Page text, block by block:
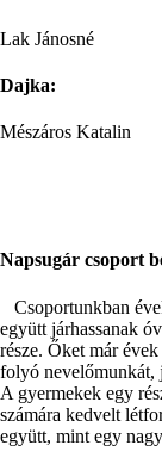
Lak Jánosné
Dajka:
Mészáros
Napsugár csoport
Csoportunkban
együtt járhassanak
része. Őket már
folyó nevelőmunkát,
A gyermekek egy
számára kedvelt
együtt, mint egy